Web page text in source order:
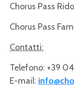
Chorus Pass
Chorus Pass
Contatti:
Telefono: +39
E-mail: